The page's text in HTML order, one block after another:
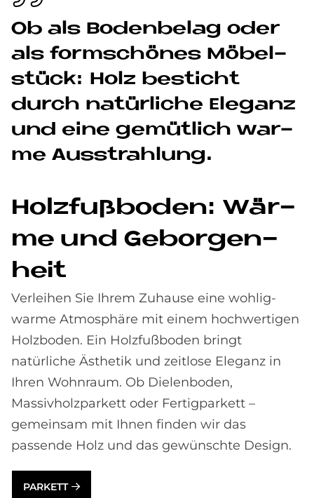
Ob als Bo­den­be­lag oder
als form­schö­nes Mö­bel­
stück: Holz be­sticht
durch na­tür­li­che Ele­ganz
und eine ge­müt­lich war­
me Aus­strah­lung.
Holz­fuß­bo­den: Wär­
me und Ge­bor­gen­
heit
Verleihen Sie Ihrem Zuhause eine wohlig-
warme Atmosphäre mit einem hochwertigen
Holzboden. Ein Holzfußboden bringt
natürliche Ästhetik und zeitlose Eleganz in
Ihren Wohnraum. Ob Dielen­boden,
Massivholz­parkett oder Fertig­parkett –
gemeinsam mit Ihnen finden wir das
passende Holz und das gewünschte Design.
PARKETT